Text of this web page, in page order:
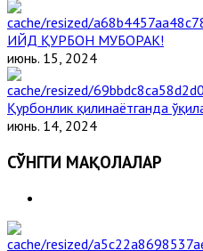
ИЙД ҚУРБОН МУБОРАК!
июнь. 15, 2024
Қурбонлик қилинаётганда
июнь. 14, 2024
СЎНГГИ МАҚОЛАЛАР